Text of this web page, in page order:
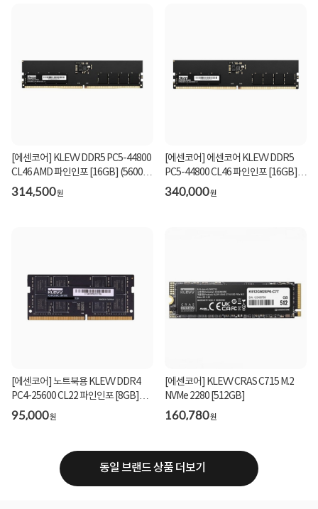
[에센코어] KLEVV DDR5 PC5-44800
CL46 AMD 파인인포 [16GB] (5600)
▶ 벌크◀
314,500원
[에센코어] 에센코어 KLEVV DDR5
PC5-44800 CL46 파인인포 [16GB]
(5600)
340,000원
[에센코어] 노트북용 KLEVV DDR4
PC4-25600 CL22 파인인포 [8GB]
(3200)
95,000원
[에센코어] KLEVV CRAS C715 M.2
NVMe 2280 [512GB]
160,780원
동일 브랜드 상품 더보기